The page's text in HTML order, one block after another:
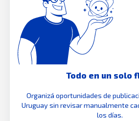
Todo en un solo
Organizá oportunidades de
Uruguay sin revisar manualmente
los días.